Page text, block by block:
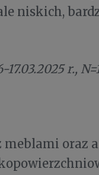
niskich,
r.,
meblami oraz